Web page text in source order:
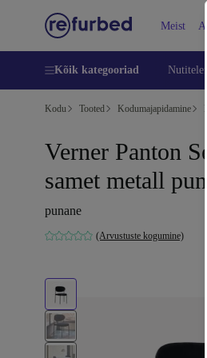
Meist
Kõik kategooriad
Kodu Tooted Kodumajapidamine
Verner Panton
samet metall
punane
(Arvustuste kogumine)